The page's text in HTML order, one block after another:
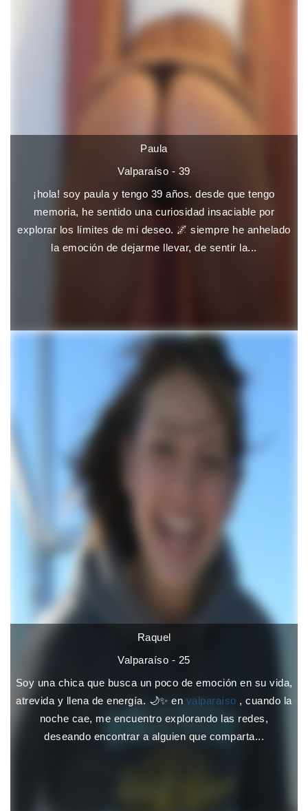
Paula
Valparaíso - 39
¡hola! soy paula y tengo 39 años. desde que tengo
memoria, he sentido una curiosidad insaciable por
explorar los límites de mi deseo. 🌌 siempre he anhelado
la emoción de dejarme llevar, de sentir la...
Raquel
Valparaíso - 25
Soy una chica que busca un poco de emoción en su vida,
atrevida y llena de energía. 🌙✨ en valparaíso , cuando la
noche cae, me encuentro explorando las redes,
deseando encontrar a alguien que comparta...